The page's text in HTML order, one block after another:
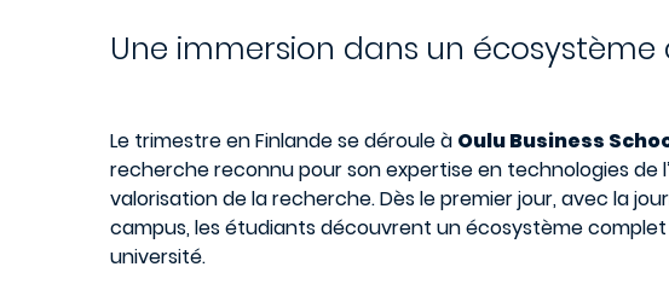
Une immersion dans un
Le trimestre en Finlande se déroule à Oulu Business
recherche reconnu pour son expertise en technologies de
valorisation de la recherche. Dès le premier jour, avec la
campus, les étudiants découvrent un écosystème complet
université.